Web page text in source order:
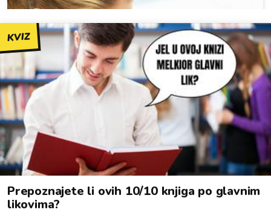
KVIZ
Prepoznajete li ovih 10/10 knjiga po glavnim
likovima?